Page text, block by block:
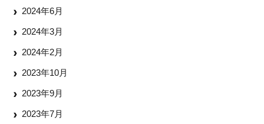
2024年6月
2024年3月
2024年2月
2023年10月
2023年9月
2023年7月